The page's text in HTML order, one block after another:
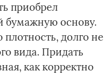
приобрел
бумажную основу.
долго не
вида. Придать
как корректно